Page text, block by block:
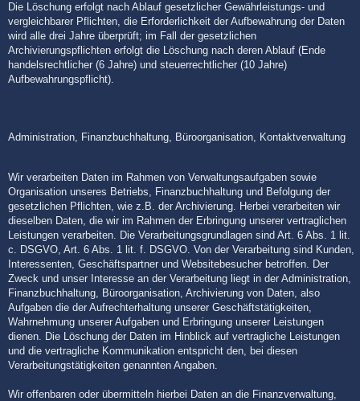
Die Löschung erfolgt nach Ablauf gesetzlicher Gewährleistungs- und
vergleichbarer Pflichten, die Erforderlichkeit der Aufbewahrung der Daten
wird alle drei Jahre überprüft; im Fall der gesetzlichen
Archivierungspflichten erfolgt die Löschung nach deren Ablauf (Ende
handelsrechtlicher (6 Jahre) und steuerrechtlicher (10 Jahre)
Aufbewahrungspflicht).
Administration, Finanzbuchhaltung, Büroorganisation, Kontaktverwaltung
Wir verarbeiten Daten im Rahmen von Verwaltungsaufgaben sowie
Organisation unseres Betriebs, Finanzbuchhaltung und Befolgung der
gesetzlichen Pflichten, wie z.B. der Archivierung. Herbei verarbeiten wir
dieselben Daten, die wir im Rahmen der Erbringung unserer vertraglichen
Leistungen verarbeiten. Die Verarbeitungsgrundlagen sind Art. 6 Abs. 1 lit.
c. DSGVO, Art. 6 Abs. 1 lit. f. DSGVO. Von der Verarbeitung sind Kunden,
Interessenten, Geschäftspartner und Websitebesucher betroffen. Der
Zweck und unser Interesse an der Verarbeitung liegt in der Administration,
Finanzbuchhaltung, Büroorganisation, Archivierung von Daten, also
Aufgaben die der Aufrechterhaltung unserer Geschäftstätigkeiten,
Wahrnehmung unserer Aufgaben und Erbringung unserer Leistungen
dienen. Die Löschung der Daten im Hinblick auf vertragliche Leistungen
und die vertragliche Kommunikation entspricht den, bei diesen
Verarbeitungstätigkeiten genannten Angaben.
Wir offenbaren oder übermitteln hierbei Daten an die Finanzverwaltung,